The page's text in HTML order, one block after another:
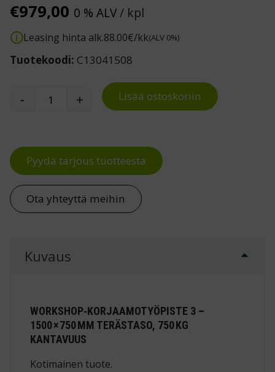
€979,00 0 % ALV/ kpl
Leasing hinta alk.88.00€/kk(ALV 0%)
Tuotekoodi: C13041508
Workshop-korjaamotyöpiste 3 määrä
- + Lisää ostoskoriin
Pyydä tarjous tuotteesta
Ota yhteyttä meihin
Kuvaus
WORKSHOP‑KORJAAMOTYÖPISTE 3 –
1500 × 750 MM TERÄSTASO, 750 KG
KANTAVUUS
Kotimainen tuote.